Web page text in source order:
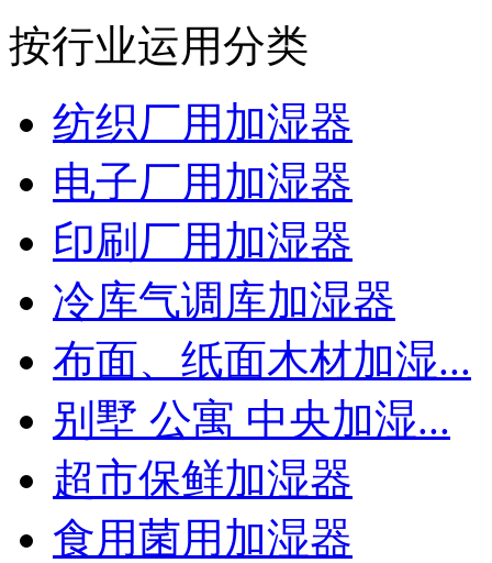
按行业运用分类
纺织厂用加湿器
电子厂用加湿器
印刷厂用加湿器
冷库气调库加湿器
布面、纸面木材加湿...
别墅 公寓 中央加湿...
超市保鲜加湿器
食用菌用加湿器